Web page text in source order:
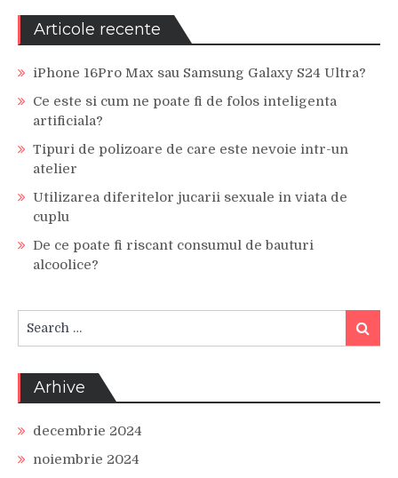
Articole recente
iPhone 16Pro Max sau Samsung Galaxy S24 Ultra?
Ce este si cum ne poate fi de folos inteligenta
artificiala?
Tipuri de polizoare de care este nevoie intr-un
atelier
Utilizarea diferitelor jucarii sexuale in viata de
cuplu
De ce poate fi riscant consumul de bauturi
alcoolice?
for:
Search
Arhive
decembrie 2024
noiembrie 2024